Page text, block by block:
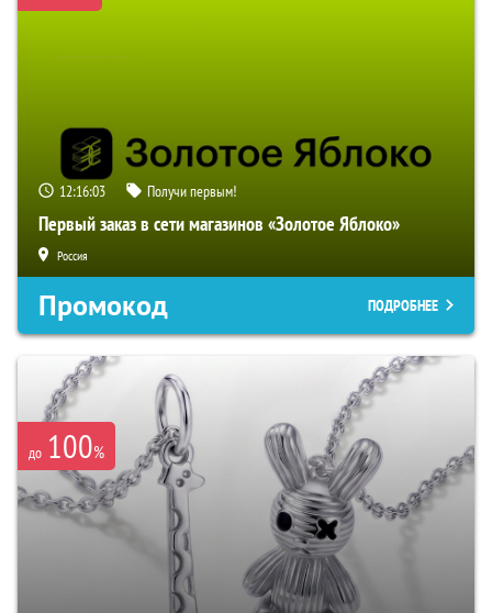
12:16:02 Получи первым!
Первый заказ в сети магазинов «Золотое Яблоко»
Россия
Промокод ПОДРОБНЕЕ
до 100%